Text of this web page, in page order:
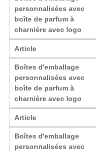
personnalisées avec
boîte de parfum à
charnière avec logo
Article
Boîtes d'emballage
personnalisées avec
boîte de parfum à
charnière avec logo
Article
Boîtes d'emballage
personnalisées avec